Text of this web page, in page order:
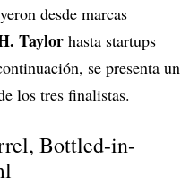
desde marcas
Taylor hasta startups
se presenta un
los tres finalistas.
Bottled-in-